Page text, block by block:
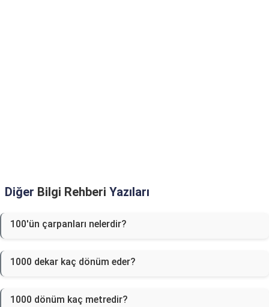
Diğer Bilgi Rehberi Yazıları
100'ün çarpanları nelerdir?
1000 dekar kaç dönüm eder?
1000 dönüm kaç metredir?